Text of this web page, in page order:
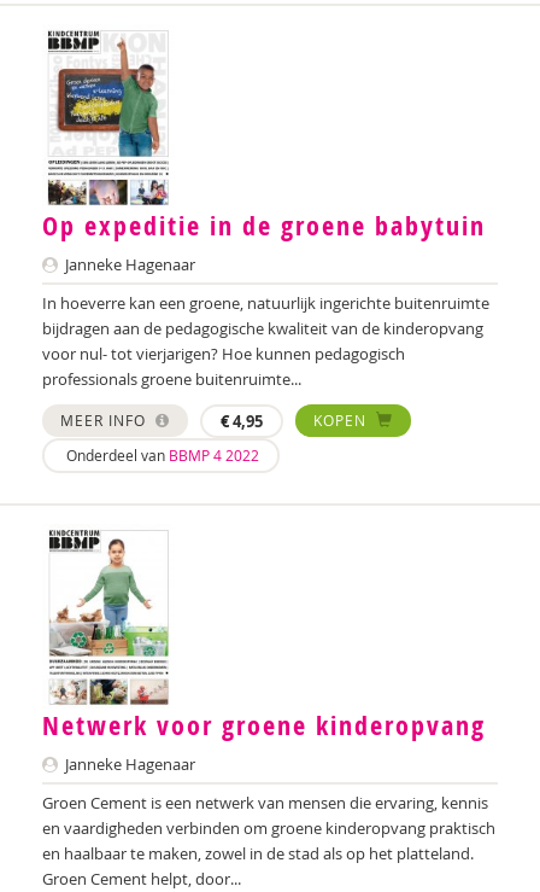
Liesbeth Schreuder
Johan Siegert
Simone Sorber
Myriam van der Steen
Diana Turkenburg-de Haan
Maaike Vaes
Martin van der Linden
Mirjam Veldhoven
Aart Verschuur
Su'en Verweij
Manon de Vos
Nienke Vrolijk
Ruth de Waal
Diana Wams
Marieke van der Zanden
Marco van Zandwijk
Op expeditie in de groene babytuin
Janneke Hagenaar
In hoeverre kan een groene, natuurlijk ingerichte buitenruimte
bijdragen aan de pedagogische kwaliteit van de kinderopvang
voor nul- tot vierjarigen? Hoe kunnen pedagogisch
professionals groene buitenruimte...
MEER INFO €4,95
KOPEN
Onderdeel van BBMP 4 2022
Netwerk voor groene kinderopvang
Janneke Hagenaar
Groen Cement is een netwerk van mensen die ervaring, kennis
en vaardigheden verbinden om groene kinderopvang praktisch
en haalbaar te maken, zowel in de stad als op het platteland.
Groen Cement helpt, door...